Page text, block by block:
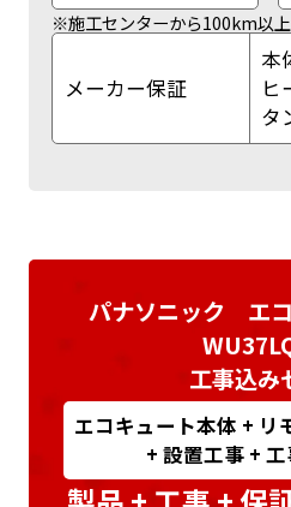
※施工センターから100km以
メーカー保証
本
ヒ
タ
パナソニック エ
工事込み
エコキュート本体 + リ
+ 設置工事 +